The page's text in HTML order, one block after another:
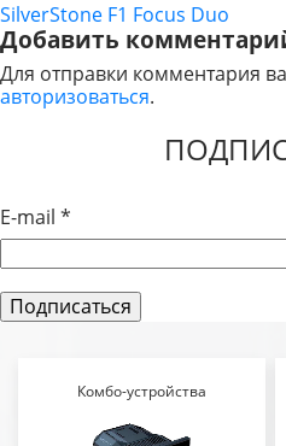
НАВИГАЦИЯ
ПО
ЗАПИСЯМ
SilverStone F1 Focus Duo
Добавить
Для отправки комментария
авторизоваться.
E-mail *
Комбо-устройства